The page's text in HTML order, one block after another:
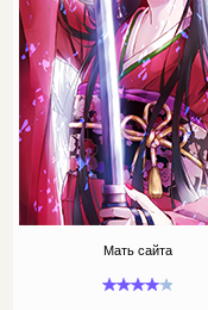
Мать сайта